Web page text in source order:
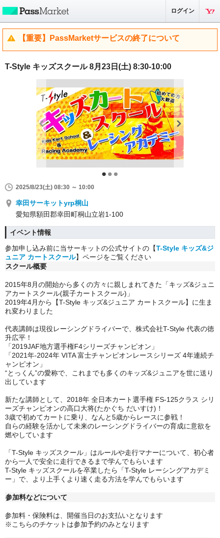
ログイン
【重要】PassMarketサービスの終了について
T-Style キッズスクール 8月23日(土) 8:30-10:00
2025/8/23(土) 08:30 ～ 10:00
幸田サーキットyrp桐山
愛知県額田郡幸田町桐山立岩1-100
イベント情報
参加申し込み前に当サーキットの公式サイトの【T-Style キッズ&ジ
ュニア カートスクール】ページをご覧ください
スクール概要
2015年8月の開始から多くの方々に親しまれてきた「キッズ&ジュニ
アカートスクール(親子カートスクール)」
2019年4月から【T-Style キッズ&ジュニア カートスクール】に生ま
れ変わりました
代表講師は現役レーシングドライバーで、株式会社T-Style 代表の徳
升広平！
「2019JAF地方選手権F4シリーズチャンピオン」
「2021年-2024年 VITA 富士チャンピオンレースシリーズ 4年連続チ
ャンピオン」
“とっくん”の愛称で、これまでも多くのキッズ&ジュニアを世に送り
出しています
新たな講師として、2018年 全日本カート選手権 FS-125クラス シリ
ーズチャンピオンの高口大将(たかぐち だいすけ)！
3歳で初めてカートに乗り、なんと5歳からレースに参戦！
自らの経験を活かして未来のレーシングドライバーの育成に意欲を
燃やしています
「T-Style キッズスクール」はルールや走行マナーについて、初心者
から一人で安全に走行できるまで学んでもらいます
T-Style キッズスクールを卒業したら「T-Style レーシングアカデミ
ー」で、より上手くより速く走る方法を学んでもらいます
参加料などについて
参加料・保険料は、開催当日のお支払いとなります
※こちらのチケットは参加予約のみとなります